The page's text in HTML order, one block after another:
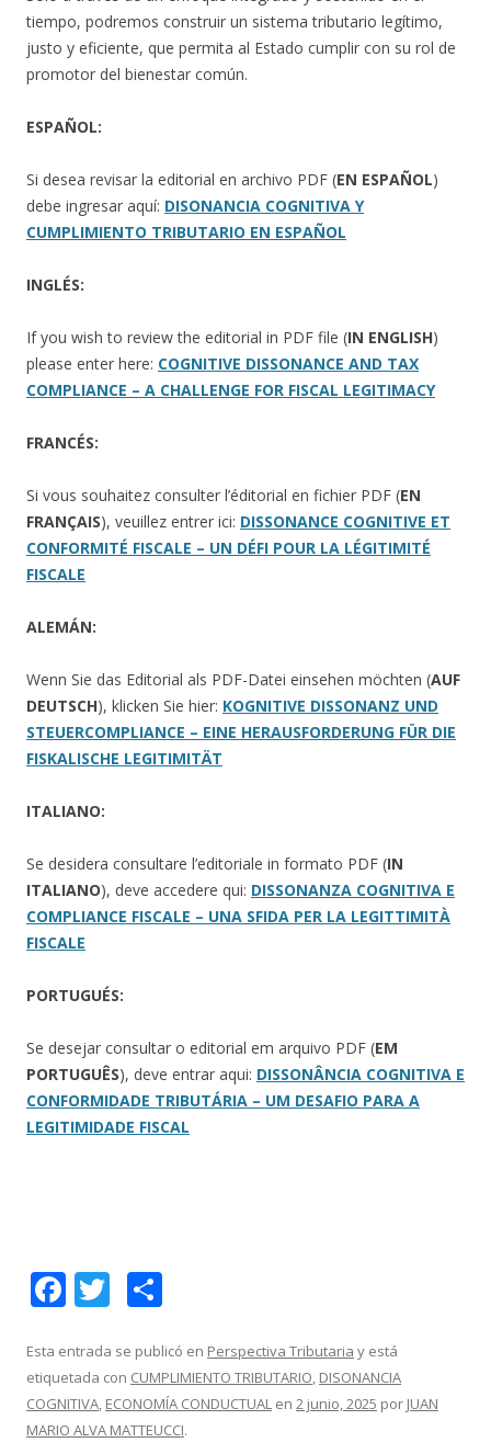
tiempo, podremos construir un sistema tributario legítimo,
justo y eficiente, que permita al Estado cumplir con su rol de
promotor del bienestar común.
ESPAÑOL:
Si desea revisar la editorial en archivo PDF (EN ESPAÑOL)
debe ingresar aquí: DISONANCIA COGNITIVA Y
CUMPLIMIENTO TRIBUTARIO EN ESPAÑOL
INGLÉS:
If you wish to review the editorial in PDF file (IN ENGLISH)
please enter here: COGNITIVE DISSONANCE AND TAX
COMPLIANCE – A CHALLENGE FOR FISCAL LEGITIMACY
FRANCÉS:
Si vous souhaitez consulter l’éditorial en fichier PDF (EN
FRANÇAIS), veuillez entrer ici: DISSONANCE COGNITIVE ET
CONFORMITÉ FISCALE – UN DÉFI POUR LA LÉGITIMITÉ
FISCALE
ALEMÁN:
Wenn Sie das Editorial als PDF-Datei einsehen möchten (AUF
DEUTSCH), klicken Sie hier: KOGNITIVE DISSONANZ UND
STEUERCOMPLIANCE – EINE HERAUSFORDERUNG FÜR DIE
FISKALISCHE LEGITIMITÄT
ITALIANO:
Se desidera consultare l’editoriale in formato PDF (IN
ITALIANO), deve accedere qui: DISSONANZA COGNITIVA E
COMPLIANCE FISCALE – UNA SFIDA PER LA LEGITTIMITÀ
FISCALE
PORTUGUÉS:
Se desejar consultar o editorial em arquivo PDF (EM
PORTUGUÊS), deve entrar aqui: DISSONÂNCIA COGNITIVA E
CONFORMIDADE TRIBUTÁRIA – UM DESAFIO PARA A
LEGITIMIDADE FISCAL
F
e
b
o
T
itt
er
m
p
ar
Esta entrada se publicó en Perspectiva Tributaria y está
etiquetada con CUMPLIMIENTO TRIBUTARIO, DISONANCIA
COGNITIVA, ECONOMÍA CONDUCTUAL en 2 junio, 2025 por JUAN
MARIO ALVA MATTEUCCI.